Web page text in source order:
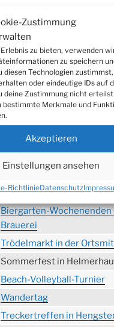
Zustimmung
zu bieten, verwenden
zu speichern
diesen Technologien
oder eindeutige IDs auf
deine Zustimmung nicht
bestimmte Merkmale und
Akzeptieren
Einstellungen ansehen
RichtlinieDatenschutz
Biergarten-Wochenenden
Brauerei
Trödelmarkt in der
Sommerfest in
Beach-Volleyball-Turnier
Wandertag
Treckertreffen in